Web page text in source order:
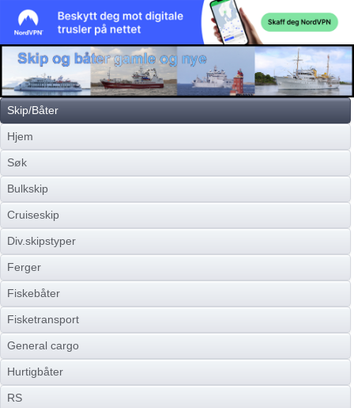
Skip/Båter
Hjem
Søk
Bulkskip
Cruiseskip
Div.skipstyper
Ferger
Fiskebåter
Fisketransport
General cargo
Hurtigbåter
RS